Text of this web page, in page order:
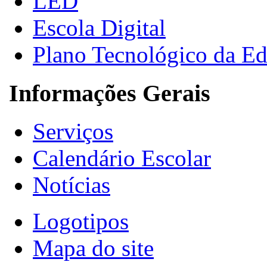
Escola Digital
Plano Tecnológico da
Informações Gerais
Serviços
Calendário Escolar
Notícias
Logotipos
Mapa do site